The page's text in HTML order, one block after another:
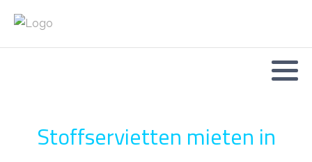
Stoffservietten mieten in